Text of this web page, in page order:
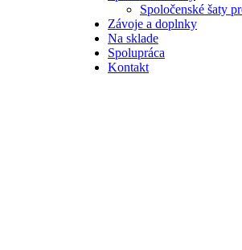
Spoločenské šaty
Závoje a doplnky
Na sklade
Spolupráca
Kontakt